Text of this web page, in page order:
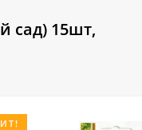
сад) 15шт,